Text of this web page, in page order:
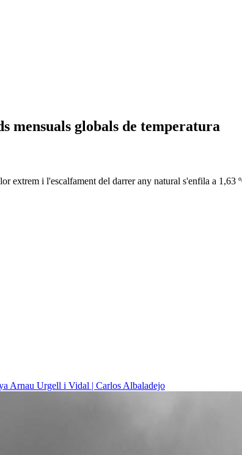
mensuals globals de temperatura
extrem i l'escalfament del darrer any natural s'enfila a 1,63
Arnau Urgell i Vidal | Carlos Albaladejo